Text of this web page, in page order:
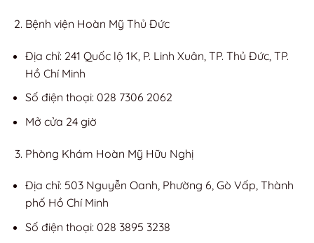
Bệnh viện Hoàn Mỹ Thủ Đức
Địa chỉ: 241 Quốc lộ 1K, P. Linh Xuân, TP. Thủ Đức, TP.
Hồ Chí Minh
Số điện thoại: 028 7306 2062
Mở cửa 24 giờ
Phòng Khám Hoàn Mỹ Hữu Nghị
Địa chỉ: 503 Nguyễn Oanh, Phường 6, Gò Vấp, Thành
phố Hồ Chí Minh
Số điện thoại: 028 3895 3238